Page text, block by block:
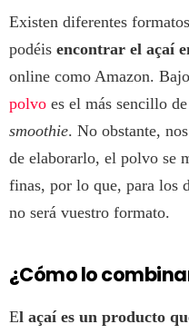
Existen diferentes
podéis encontrar el açaí
online como Amazon.
polvo es el más sencillo
smoothie. No obstante,
de elaborarlo, el polvo se
finas, por lo que, para los
no será vuestro formato.
¿Cómo lo
El açaí es un producto